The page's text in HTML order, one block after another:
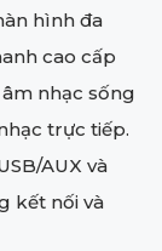
hình đa
cao cấp
nhạc sống
trực tiếp.
AUX và
kết nối và